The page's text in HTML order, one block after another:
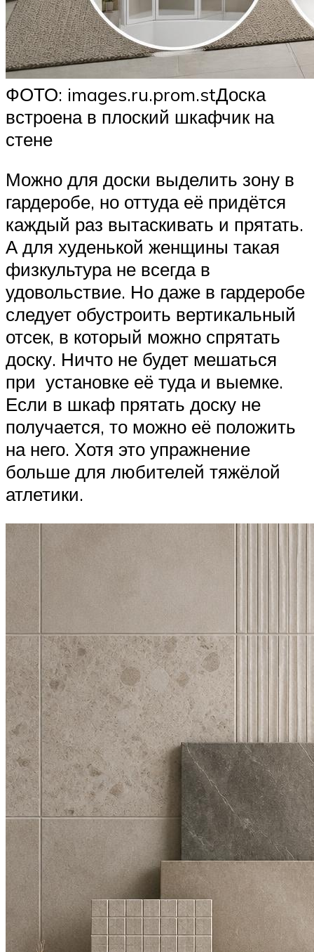
ФОТО: images.ru.prom.stДоска
встроена в плоский шкафчик на
стене
Можно для доски выделить зону в
гардеробе, но оттуда её придётся
каждый раз вытаскивать и прятать.
А для худенькой женщины такая
физкультура не всегда в
удовольствие. Но даже в гардеробе
следует обустроить вертикальный
отсек, в который можно спрятать
доску. Ничто не будет мешаться
при установке её туда и выемке.
Если в шкаф прятать доску не
получается, то можно её положить
на него. Хотя это упражнение
больше для любителей тяжёлой
атлетики.